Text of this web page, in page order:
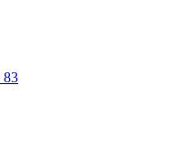
83